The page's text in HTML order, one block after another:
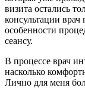
визита остались
консультации
особенности
сеансу.
В процессе врач
насколько
Лично для меня